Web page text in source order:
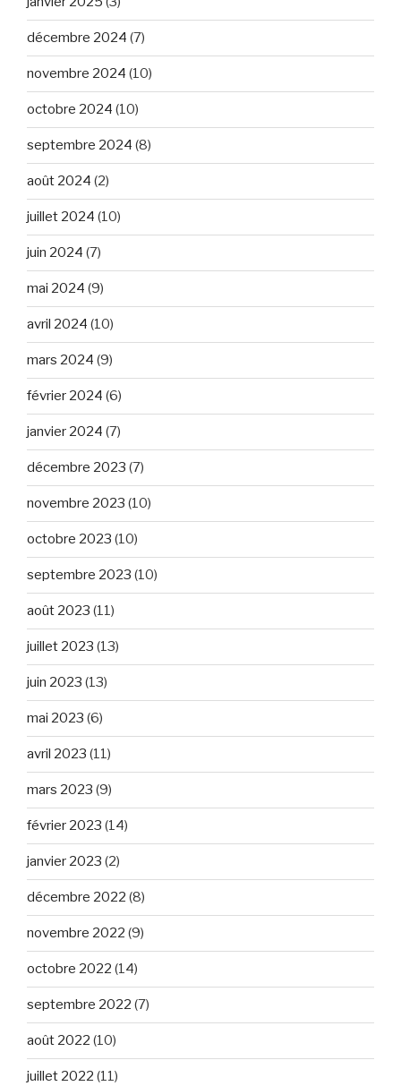
décembre 2024 (7)
novembre 2024 (10)
octobre 2024 (10)
septembre 2024 (8)
août 2024 (2)
juillet 2024 (10)
juin 2024 (7)
mai 2024 (9)
avril 2024 (10)
mars 2024 (9)
février 2024 (6)
janvier 2024 (7)
décembre 2023 (7)
novembre 2023 (10)
octobre 2023 (10)
septembre 2023 (10)
août 2023 (11)
juillet 2023 (13)
juin 2023 (13)
mai 2023 (6)
avril 2023 (11)
mars 2023 (9)
février 2023 (14)
janvier 2023 (2)
décembre 2022 (8)
novembre 2022 (9)
octobre 2022 (14)
septembre 2022 (7)
août 2022 (10)
juillet 2022 (11)